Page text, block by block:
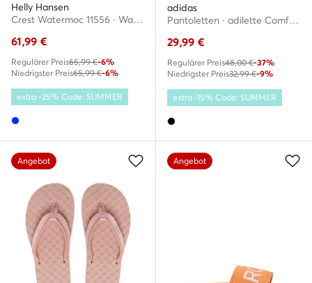
Helly Hansen
Crest Watermoc 11556 · Wassersportschuhe
61,99 €
Regulärer Preis65,99 €-6%
Niedrigster Preis65,99 €-6%
extra -25% Code: SUMMER
adidas
Pantoletten · adilette Comfort GY1946 · Schwarz
29,99 €
Regulärer Preis48,00 €-37%
Niedrigster Preis32,99 €-9%
extra -15% Code: SUMMER
Angebot Angebot